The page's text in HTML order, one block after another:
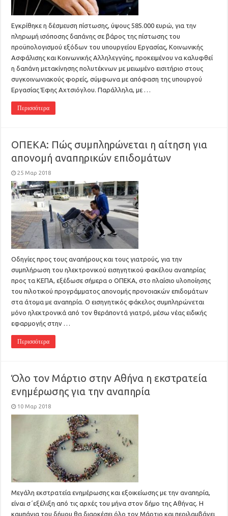
Εγκρίθηκε η δέσμευση πίστωσης, ύψους 585.000 ευρώ, για την
πληρωμή ισόποσης δαπάνης σε βάρος της πίστωσης του
προϋπολογισμού εξόδων του υπουργείου Εργασίας, Κοινωνικής
Ασφάλισης και Κοινωνικής Αλληλεγγύης, προκειμένου να καλυφθεί
η δαπάνη μετακίνησης πολυτέκνων με μειωμένο εισιτήριο στους
συγκοινωνιακούς φορείς, σύμφωνα με απόφαση της υπουργού
Εργασίας Έφης Αχτσιόγλου. Παράλληλα, με …
Περισσότερα
ΟΠΕΚΑ: Πώς συμπληρώνεται η αίτηση για
απονομή αναπηρικών επιδομάτων
25 Μαρ 2018
Οδηγίες προς τους αναπήρους και τους γιατρούς, για την
συμπλήρωση του ηλεκτρονικού εισηγητικού φακέλου αναπηρίας
προς τα ΚΕΠΑ, εξέδωσε σήμερα ο ΟΠΕΚΑ, στο πλαίσιο υλοποίησης
του πιλοτικού προγράμματος απονομής προνοιακών επιδομάτων
στα άτομα με αναπηρία. Ο εισηγητικός φάκελος συμπληρώνεται
μόνο ηλεκτρονικά από τον θεράποντά γιατρό, μέσω νέας ειδικής
εφαρμογής στην …
Περισσότερα
Όλο τον Μάρτιο στην Αθήνα η εκστρατεία
ενημέρωσης για την αναπηρία
10 Μαρ 2018
Μεγάλη εκστρατεία ενημέρωσης και εξοικείωσης με την αναπηρία,
είναι σ΄εξέλιξη από τις αρχές του μήνα στον δήμο της Αθήνας. Η
καμπάνια του δήμου θα διαρκέσει όλο τον Μάρτιο και περιλαμβάνει